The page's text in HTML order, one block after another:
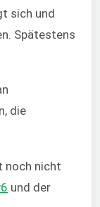
sich und
Spätestens
die
noch nicht
und der